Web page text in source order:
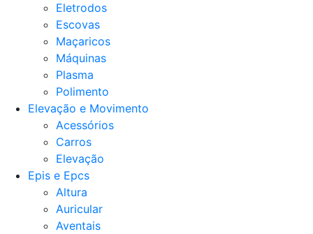
Eletrodos
Escovas
Maçaricos
Máquinas
Plasma
Polimento
Elevação e Movimento
Acessórios
Carros
Elevação
Epis e Epcs
Altura
Auricular
Aventais